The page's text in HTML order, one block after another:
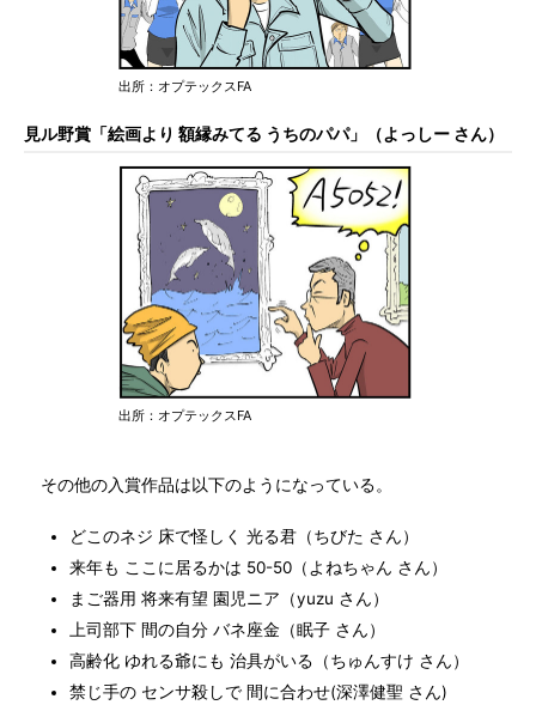
出所：オプテックスFA
見ル野賞「絵画より 額縁みてる うちのパパ」（よっしー さん）
出所：オプテックスFA
その他の入賞作品は以下のようになっている。
どこのネジ 床で怪しく 光る君（ちびた さん）
来年も ここに居るかは 50-50（よねちゃん さん）
まご器用 将来有望 園児ニア（yuzu さん）
上司部下 間の自分 バネ座金（眠子 さん）
高齢化 ゆれる爺にも 治具がいる（ちゅんすけ さん）
禁じ手の センサ殺しで 間に合わせ(深澤健聖 さん)